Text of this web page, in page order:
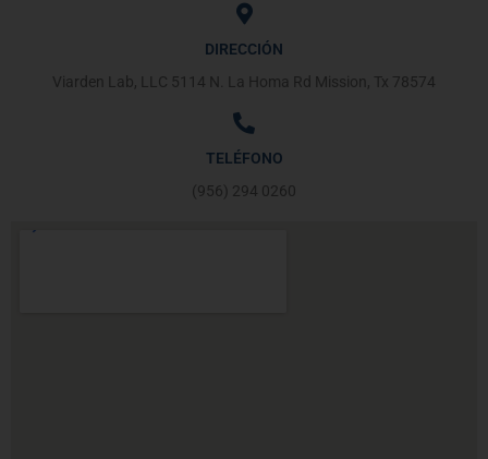
DIRECCIÓN
Viarden Lab, LLC 5114 N. La Homa Rd Mission, Tx 78574
TELÉFONO
(956) 294 0260